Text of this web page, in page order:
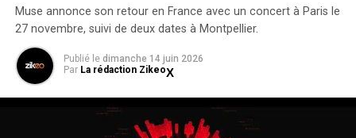
Muse annonce son retour en France avec un concert à Paris le
27 novembre, suivi de deux dates à Montpellier.
Publié le dimanche 14 juin 2026
Par La rédaction Zikeo